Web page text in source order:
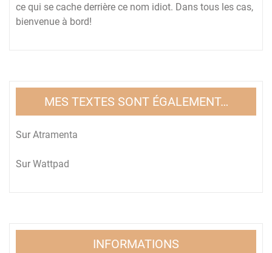
ce qui se cache derrière ce nom idiot. Dans tous les cas,
bienvenue à bord!
MES TEXTES SONT ÉGALEMENT…
Sur Atramenta
Sur Wattpad
INFORMATIONS